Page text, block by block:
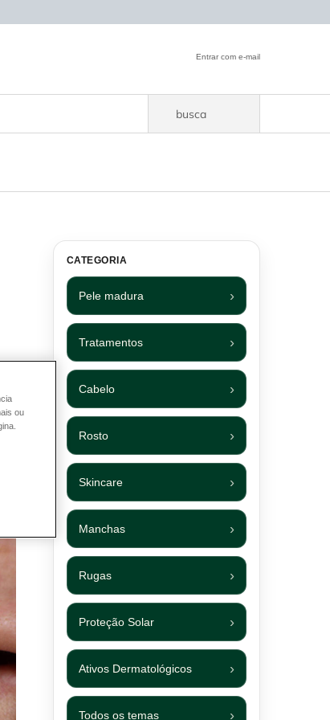
Entrar com e-mail
busca
CATEGORIA
Pele madura
Tratamentos
Cabelo
Rosto
Skincare
Manchas
Rugas
Proteção Solar
Ativos Dermatológicos
Todos os temas
ou